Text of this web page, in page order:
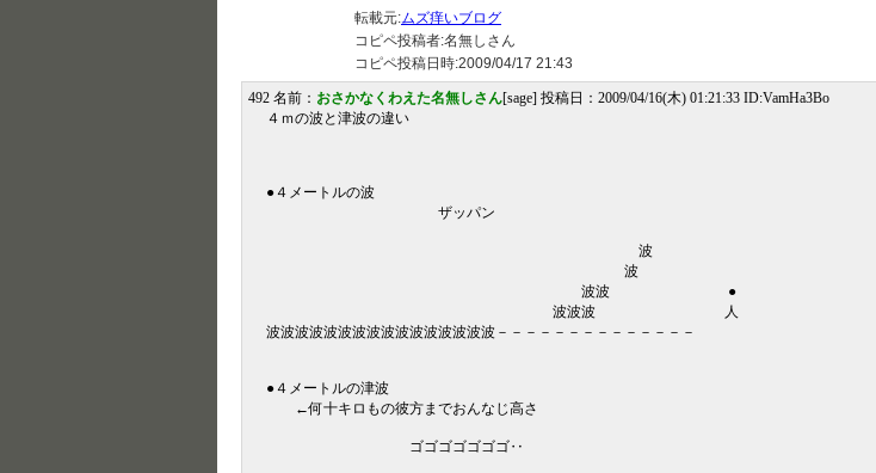
転載元:ムズ痒いブログ
コピペ投稿者:名無しさん
コピペ投稿日時:2009/04/17 21:43
492 名前： おさかなくわえた名無しさん[sage] 投稿日：2009/04/16(木) 01:21:33 ID:VamHa3Bo
４ｍの波と津波の違い
●４メートルの波
ザッパン
波
波
波波 ●
波波波 人
波波波波波波波波波波波波波波波波－－－－－－－－－－－－－－
●４メートルの津波
←何十キロもの彼方までおんなじ高さ
ゴゴゴゴゴゴゴ‥